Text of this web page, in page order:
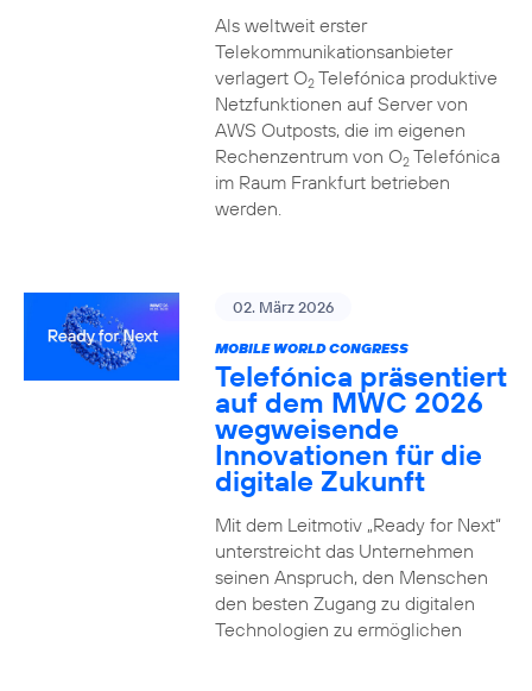
Als weltweit erster
Telekommunikationsanbieter
verlagert O2Telefónica produktive
Netzfunktionen auf Server von
AWS Outposts, die im eigenen
Rechenzentrum von O2Telefónica
im Raum Frankfurt betrieben
werden.
02. März 2026
MOBILE WORLD CONGRESS
Telefónica präsentiert
auf dem MWC 2026
wegweisende
Innovationen für die
digitale Zukunft
Mit dem Leitmotiv „Ready for Next“
unterstreicht das Unternehmen
seinen Anspruch, den Menschen
den besten Zugang zu digitalen
Technologien zu ermöglichen